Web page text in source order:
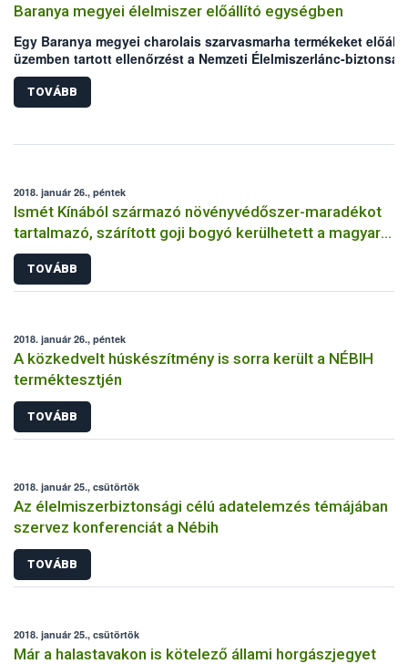
Baranya megyei élelmiszer előállító egységben
Egy Baranya megyei charolais szarvasmarha termékeket
üzemben tartott ellenőrzést a Nemzeti Élelmiszerlánc-
Hivatal (Nébih). A hatóság kb. 1 tonna hús forgalomba
tiltotta meg, valamint elrendelte annak megsemmisítését.
TOVÁBB
2018. január 26., péntek
Ismét Kínából származó növényvédőszer-maradékot
tartalmazó, szárított goji bogyó kerülhetett a magyar
boltok polcaira
TOVÁBB
2018. január 26., péntek
A közkedvelt húskészítmény is sorra került a NÉBIH
terméktesztjén
TOVÁBB
2018. január 25., csütörtök
Az élelmiszerbiztonsági célú adatelemzés témájában
szervez konferenciát a Nébih
TOVÁBB
2018. január 25., csütörtök
Már a halastavakon is kötelező állami horgászjegyet